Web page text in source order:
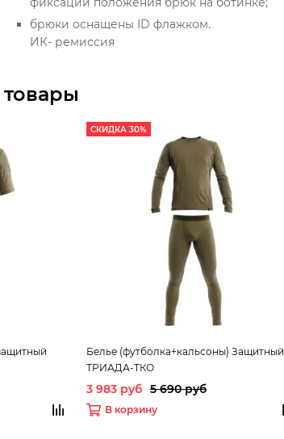
брюки оснащены ID флажком.
ИК- ремиссия
СКИДКА 30%
Белье (футболка+кальсоны) Защитный
ТРИАДА-ТКО
3 983 руб 5 690 руб
В корзину